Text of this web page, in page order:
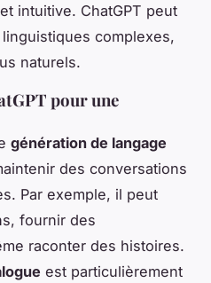
intuitive. ChatGPT peut
complexes,
naturels.
pour une
génération de langage
des conversations
Par exemple, il peut
fournir des
raconter des histoires.
est particulièrement